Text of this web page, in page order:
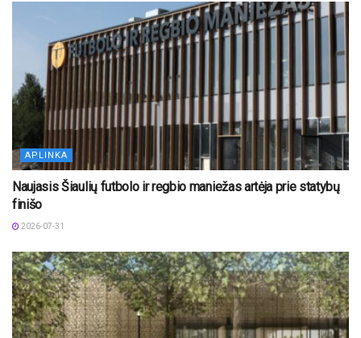
APLINKA
Naujasis Šiaulių futbolo ir regbio maniežas artėja prie statybų
finišo
2026-07-31